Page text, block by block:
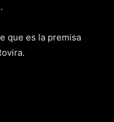
que es la premisa